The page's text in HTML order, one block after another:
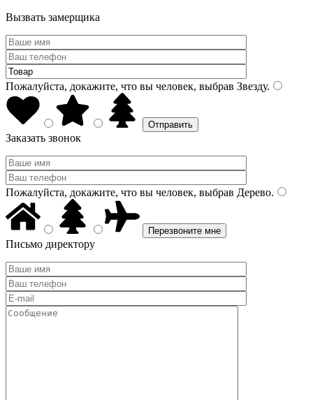
Вызвать замерщика
Пожалуйста, докажите, что вы человек, выбрав Звезду.
Заказать звонок
Пожалуйста, докажите, что вы человек, выбрав Дерево.
Письмо директору